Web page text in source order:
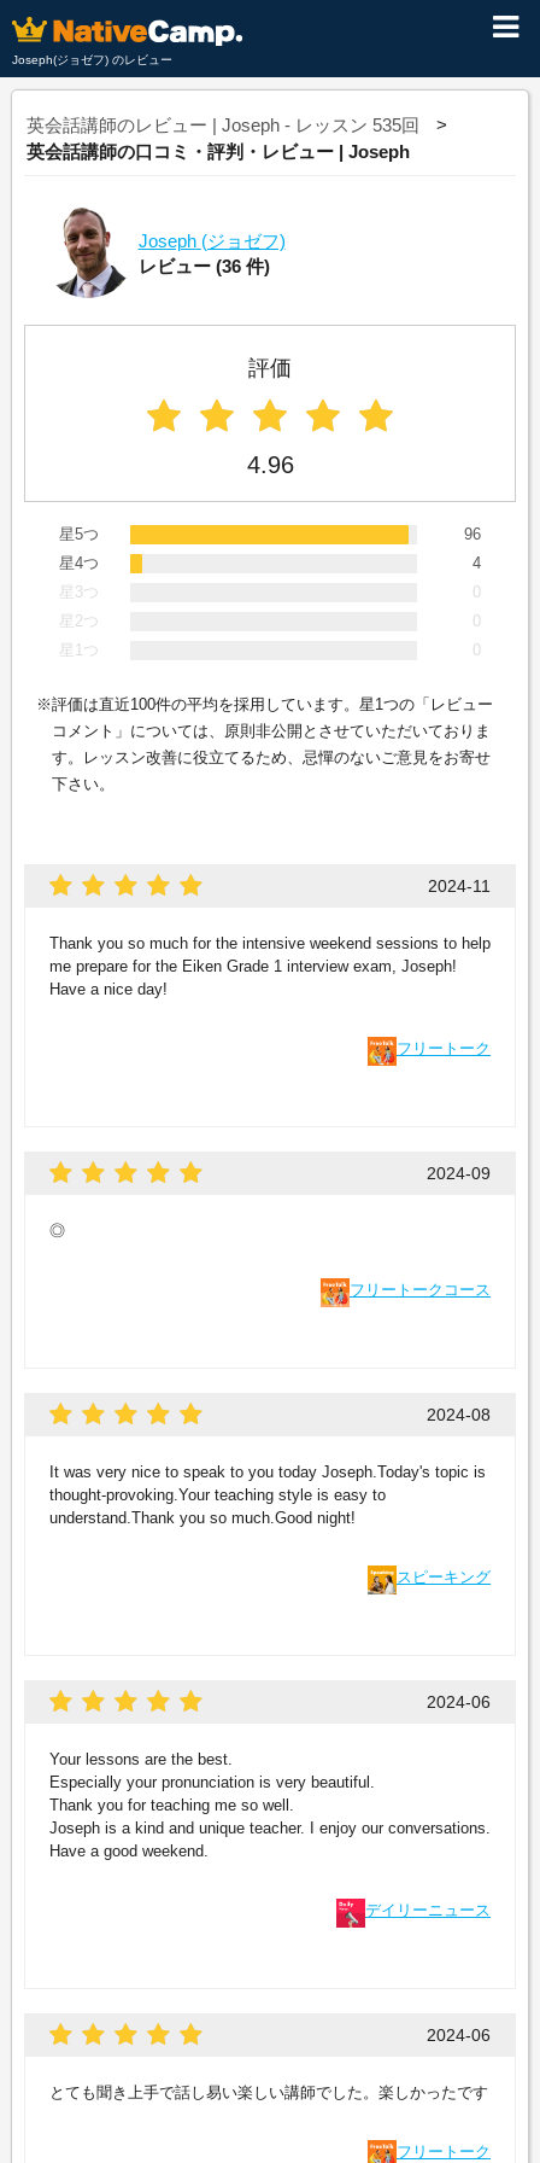
Joseph(ジョゼフ) のレビュー
英会話講師のレビュー | Joseph - レッスン 535回
英会話講師の口コミ・評判・レビュー | Joseph
Joseph (ジョゼフ)
レビュー (36 件)
評価
4.96
星5つ
96
星4つ
4
星3つ
0
星2つ
0
星1つ
0
評価は直近100件の平均を採用しています。星1つの「レビュー
コメント」については、原則非公開とさせていただいておりま
す。レッスン改善に役立てるため、忌憚のないご意見をお寄せ
下さい。
2024-11
Thank you so much for the intensive weekend sessions to help
me prepare for the Eiken Grade 1 interview exam, Joseph!
Have a nice day!
フリートーク
2024-09
◎
フリートークコース
2024-08
It was very nice to speak to you today Joseph.Today's topic is
thought-provoking.Your teaching style is easy to
understand.Thank you so much.Good night!
スピーキング
2024-06
Your lessons are the best.
Especially your pronunciation is very beautiful.
Thank you for teaching me so well.
Joseph is a kind and unique teacher. I enjoy our conversations.
Have a good weekend.
デイリーニュース
2024-06
とても聞き上手で話し易い楽しい講師でした。楽しかったです
フリートーク